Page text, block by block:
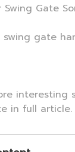
Swing Gate
swing gate
interesting
in full article.